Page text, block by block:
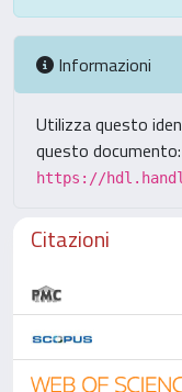
Informazioni
Utilizza questo
questo documento:
https://
Citazioni